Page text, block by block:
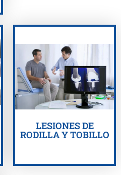
LESIONES DE
RODILLA Y TOBILLO
OBTENGA AYUDA
AHORA